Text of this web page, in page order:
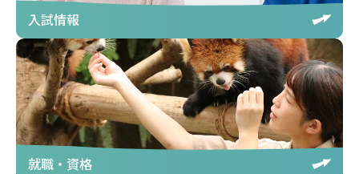
入試情報
就職・資格